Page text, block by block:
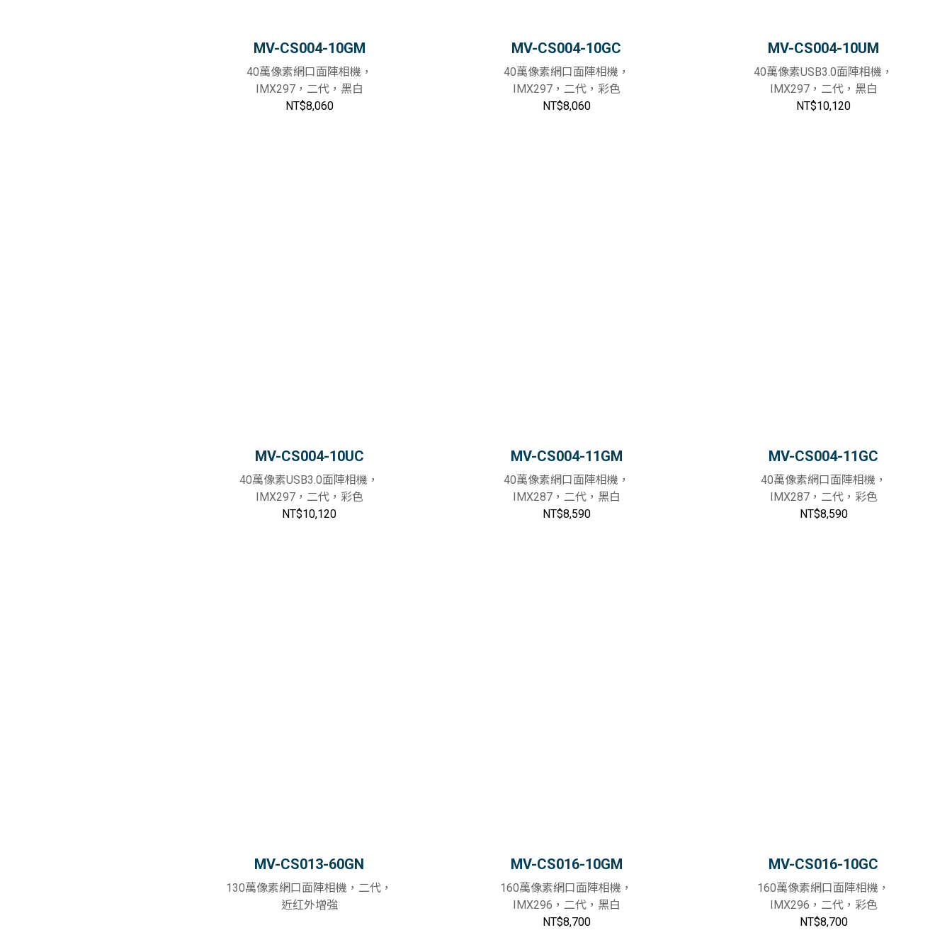
MV-CS004-10GM
40萬像素網口面陣相機，
IMX297，二代，黑白
NT$8,060
MV-CS004-10GC
40萬像素網口面陣相機，
IMX297，二代，彩色
NT$8,060
MV-CS004-10UM
40萬像素USB3.0面陣相機，
IMX297，二代，黑白
NT$10,120
MV-CS004-10UC
40萬像素USB3.0面陣相機，
IMX297，二代，彩色
NT$10,120
MV-CS004-11GM
40萬像素網口面陣相機，
IMX287，二代，黑白
NT$8,590
MV-CS004-11GC
40萬像素網口面陣相機，
IMX287，二代，彩色
NT$8,590
MV-CS013-60GN
130萬像素網口面陣相機，二代，
近红外增強
MV-CS016-10GM
160萬像素網口面陣相機，
IMX296，二代，黑白
NT$8,700
MV-CS016-10GC
160萬像素網口面陣相機，
IMX296，二代，彩色
NT$8,700